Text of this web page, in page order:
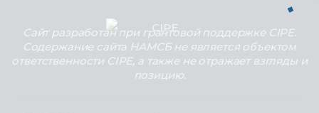
Сайт разработан при грантовой поддержке CIPE.
Содержание сайта НАМСБ не является объектом
ответственности CIPE, а также не отражает взгляды и
позицию.